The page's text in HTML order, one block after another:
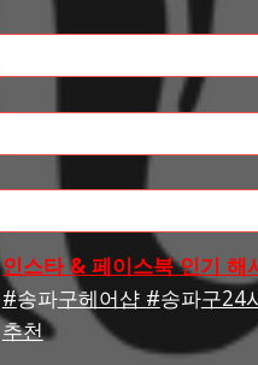
인스타 & 페이스북 인기 해
#송파구헤어샵 #송파구24
추천
Report abuse